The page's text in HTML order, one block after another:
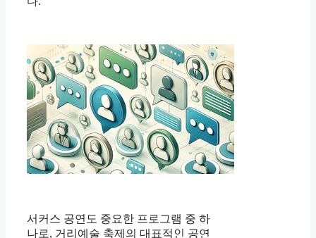
서커스 공연도 중요한 프로그램 중 하
나로, 거리예술 축제의 대표적인 공연